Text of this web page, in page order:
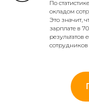
По
окладом
Это значит,
зарплате в
результатов